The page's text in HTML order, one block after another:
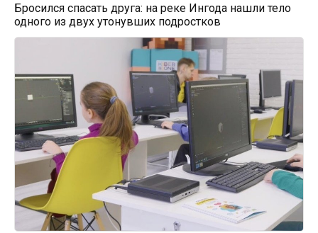
Бросился спасать друга: на реке Ингода нашли тело
одного из двух утонувших подростков